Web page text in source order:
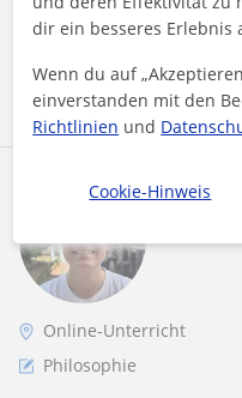
Mehr sehen
Jae
Online-Unterricht
Philosophie
dir ein besseres Erlebnis
Wenn du auf
einverstanden mit den
Richtlinien und
Cookie-Hinweis